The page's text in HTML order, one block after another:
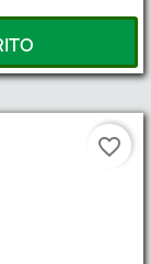
favorite_border